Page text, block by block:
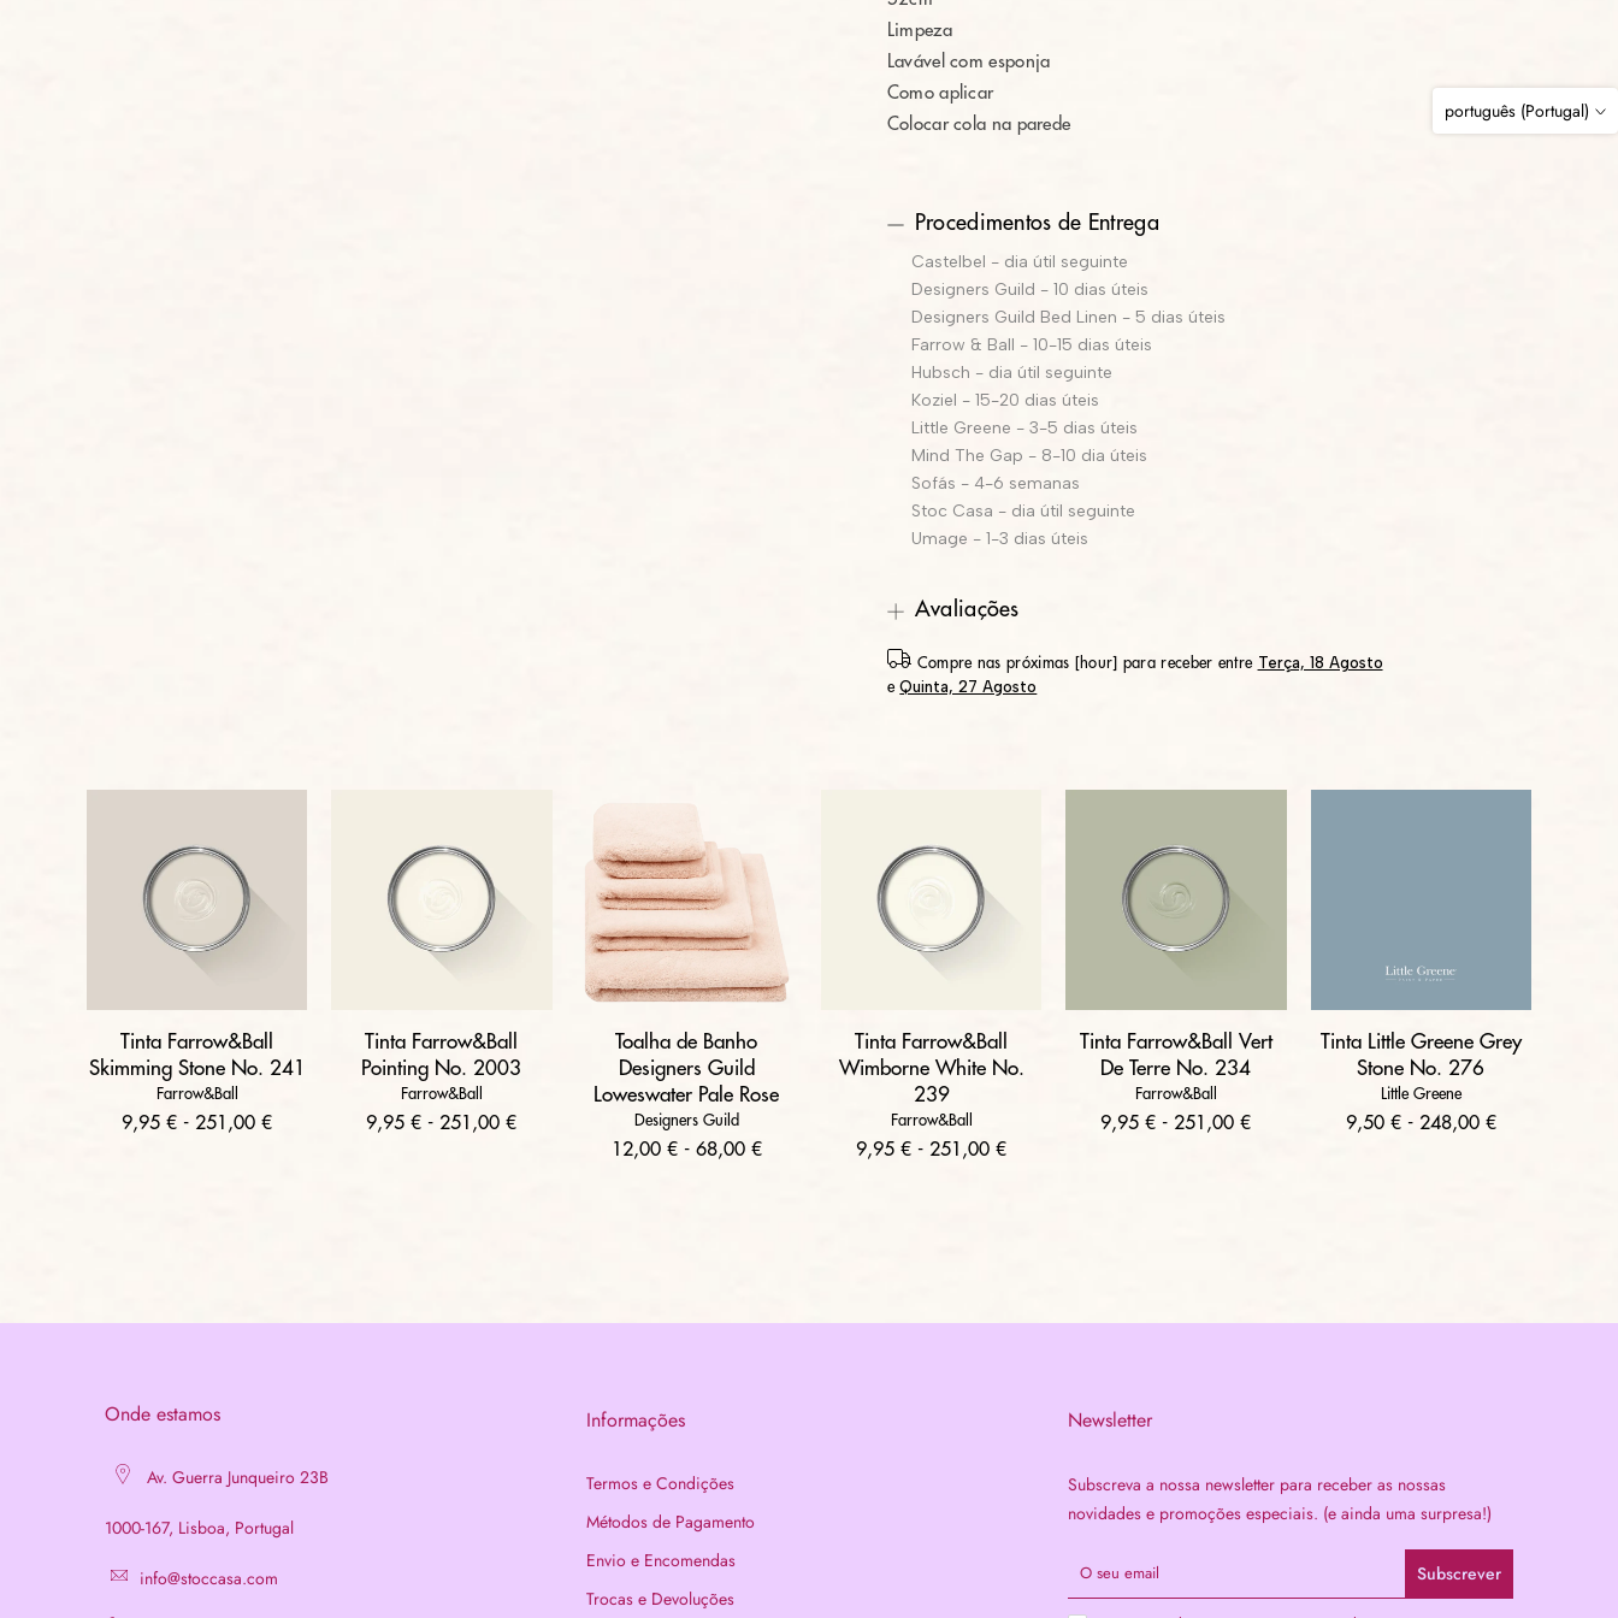
Limpeza
Lavável com esponja
Como aplicar
Colocar cola na parede
Procedimentos de Entrega
Castelbel - dia útil seguinte
Designers Guild - 10 dias úteis
Designers Guild Bed Linen - 5 dias úteis
Farrow & Ball - 10-15 dias úteis
Hubsch - dia útil seguinte
Koziel - 15-20 dias úteis
Little Greene - 3-5 dias úteis
Mind The Gap - 8-10 dia úteis
Sofás - 4-6 semanas
Stoc Casa - dia útil seguinte
Umage - 1-3 dias úteis
Avaliações
Compre nas próximas [hour] para receber entre Terça, 18 Agosto
eQuinta, 27 Agosto
Farrow&Ball
Tinta Farrow&Ball
Skimming Stone No. 241
9,95 € - 251,00 €
Farrow&Ball
Tinta Farrow&Ball
Pointing No. 2003
9,95 € - 251,00 € Designers Guild
Toalha de Banho
Designers Guild
Loweswater Pale Rose
12,00 € - 68,00 €
Farrow&Ball
Tinta Farrow&Ball
Wimborne White No.
239
9,95 € - 251,00 €
Farrow&Ball
Tinta Farrow&Ball Vert
De Terre No. 234
9,95 € - 251,00 €
Little Greene
Tinta Little Greene Grey
Stone No. 276
9,50 € - 248,00 €
Onde estamos
Av. Guerra Junqueiro 23B
1000-167, Lisboa, Portugal
info@stoccasa.com
Informações
Termos e Condições
Métodos de Pagamento
Envio e Encomendas
Trocas e Devoluções
Newsletter
Subscreva a nossa newsletter para receber as nossas
novidades e promoções especiais. (e ainda uma surpresa!)
Subscrever
português (Portugal)